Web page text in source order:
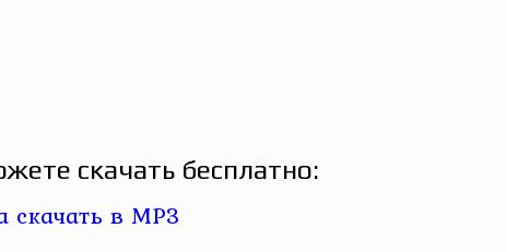
скачать бесплатно: